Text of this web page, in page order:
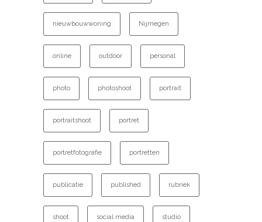
nieuwbouwwoning Nijmegen
online outdoor personal
photo photoshoot portrait
portraitshoot portret
portretfotografie portretten
publicatie published rubriek
shoot social media studio